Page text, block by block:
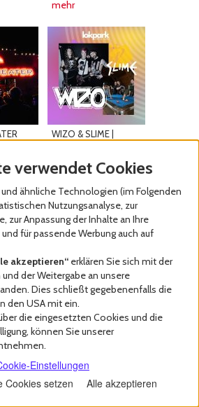
mehr
WIZO & SLIME |
verwendet Cookies
ähnliche Technologien (im Folgenden
Nutzungsanalyse, zur
zur Anpassung der Inhalte an Ihre
für passende Werbung auch auf
akzeptieren“ erklären Sie sich mit der
der Weitergabe an unsere
Dies schließt gegebenenfalls die
den USA mit ein.
die eingesetzten Cookies und die
können Sie unserer
Einstellungen
Cookies setzen
Alle akzeptieren